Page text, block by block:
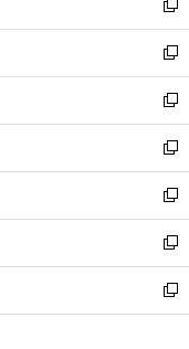
く
で
開
く
ド
ウ
で
開
く
ィ
ン
ド
ウ
で
開
く
い
ウ
ィ
ン
ド
ウ
で
開
く
新
し
い
ウ
ィ
ン
ド
ウ
で
開
く
新
し
い
ウ
ィ
ン
ド
ウ
で
開
く
新
し
い
ウ
ィ
ン
ド
ウ
で
開
新
し
い
ウ
ィ
ン
ド
ウ
新
し
い
ウ
ィ
ン
新
し
い
ウ
新
し